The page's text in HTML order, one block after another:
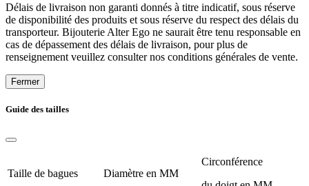
Délais de livraison non garanti donnés à titre indicatif, sous réserve
de disponibilité des produits et sous réserve du respect des délais du
transporteur. Bijouterie Alter Ego ne saurait être tenu responsable en
cas de dépassement des délais de livraison, pour plus de
renseignement veuillez consulter nos conditions générales de vente.
Fermer
Guide des tailles
Taille de bagues Diamètre en MM
Circonférence